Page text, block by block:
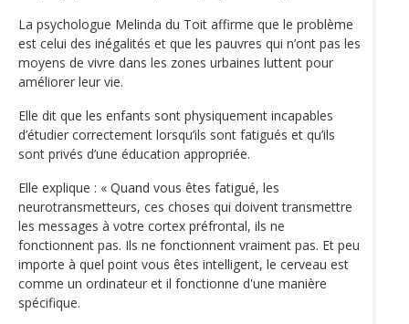
La psychologue Melinda du Toit affirme que le problème
est celui des inégalités et que les pauvres qui n’ont pas les
moyens de vivre dans les zones urbaines luttent pour
améliorer leur vie.
Elle dit que les enfants sont physiquement incapables
d’étudier correctement lorsqu’ils sont fatigués et qu’ils
sont privés d’une éducation appropriée.
Elle explique : « Quand vous êtes fatigué, les
neurotransmetteurs, ces choses qui doivent transmettre
les messages à votre cortex préfrontal, ils ne
fonctionnent pas. Ils ne fonctionnent vraiment pas. Et peu
importe à quel point vous êtes intelligent, le cerveau est
comme un ordinateur et il fonctionne d'une manière
spécifique.